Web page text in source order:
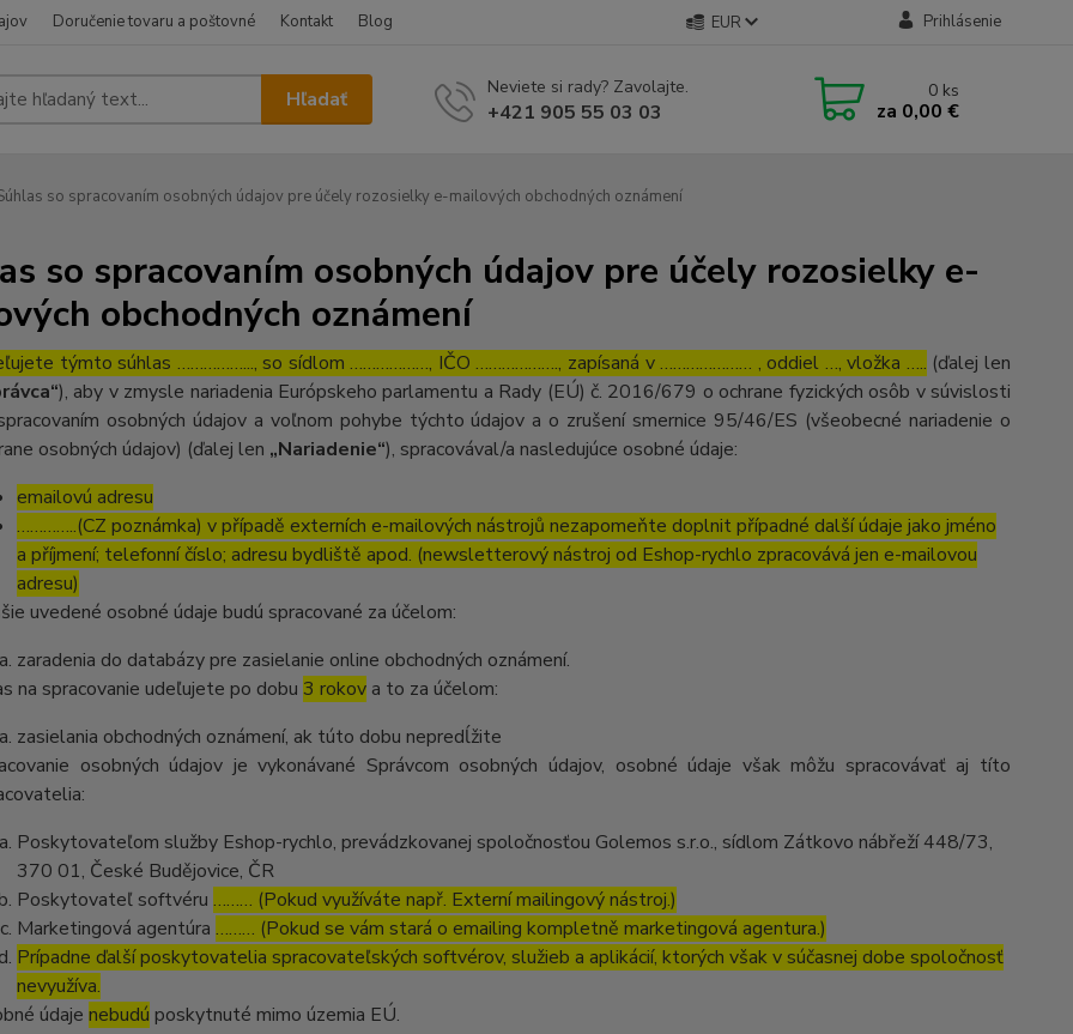
Doručenie tovaru a poštovné Kontakt Blog EUR Prihlásenie
Hľadať Neviete si rady? Zavolajte.
+421 905 55 03 03
0 ks
za 0,00 €
so spracovaním osobných údajov pre účely rozosielky e-mailových obchodných oznámení
so spracovaním osobných údajov pre účely rozosielky e-
obchodných oznámení
týmto súhlas ……………..., so sídlom ………………, IČO ………………., zapísaná v ………………… , oddiel …, vložka ….. (ďalej len
), aby v zmysle nariadenia Európskeho parlamentu a Rady (EÚ) č. 2016/679 o ochrane fyzických osôb v súvislosti
osobných údajov a voľnom pohybe týchto údajov a o zrušení smernice 95/46/ES (všeobecné nariadenie o
osobných údajov) (ďalej len „Nariadenie“), spracovával/a nasledujúce osobné údaje:
emailovú adresu
…………..(CZ poznámka) v případě externích e-mailových nástrojů nezapomeňte doplnit případné další údaje jako jméno
a příjmení; telefonní číslo; adresu bydliště apod. (newsletterový nástroj od Eshop-rychlo zpracovává jen e-mailovou
adresu)
uvedené osobné údaje budú spracované za účelom:
zaradenia do databázy pre zasielanie online obchodných oznámení.
na spracovanie udeľujete po dobu 3 rokova to za účelom:
zasielania obchodných oznámení, ak túto dobu nepredĺžite
osobných údajov je vykonávané Správcom osobných údajov, osobné údaje však môžu spracovávať aj títo
Poskytovateľom služby Eshop-rychlo, prevádzkovanej spoločnosťou Golemos s.r.o., sídlom Zátkovo nábřeží 448/73,
370 01, České Budějovice, ČR
Poskytovateľ softvéru ……… (Pokud využíváte např. Externí mailingový nástroj.)
Marketingová agentúra ……… (Pokud se vám stará o emailing kompletně marketingová agentura.)
Prípadne ďalší poskytovatelia spracovateľských softvérov, služieb a aplikácií, ktorých však v súčasnej dobe spoločnosť
nevyužíva.
údaje nebudú poskytnuté mimo územia EÚ.